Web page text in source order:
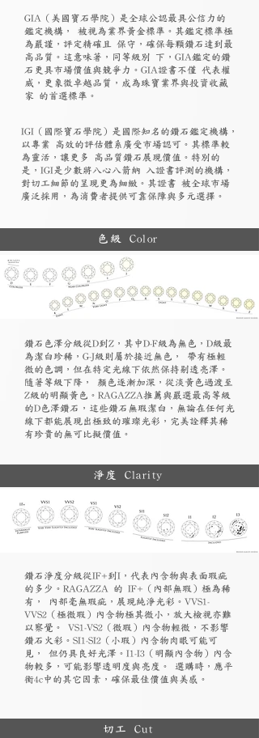
GIA（美國寶石學院）是全球公認最具公信力的
鑑定機構， 被視為業界黃金標準。其鑑定標準極
為嚴謹，評定精確且 保守，確保每顆鑽石達到最
高品質。這意味著，同等級別 下，GIA鑑定的鑽
石更具市場價值與競爭力。GIA證書不僅 代表權
威，更象徵卓越品質，成為珠寶業界與投資收藏
家 的首選標準。
​IGI（國際寶石學院）是國際知名的鑽石鑑定機構，
以專業 高效的評估體系廣受市場認可。其標準較
為靈活，讓更多 高品質鑽石展現價值。特別的
是，IGI是少數將八心八箭納 入證書評測的機構，
對切工細節的呈現更為細緻。其證書 被全球市場
廣泛採用，為消費者提供可靠保障與多元選擇。
色級 Color
鑽石色澤分級從D到Z，其中D-F級為無色，D級最
為潔白珍稀，G-J級則屬於接近無色， 帶有極輕
微的色調，但在特定光線下依然保持剔透亮澤。
隨著等級下降， 顏色逐漸加深，從淡黃色過渡至
Z級的明顯黃色。RAGAZZA推薦與嚴選最高等級
的D色澤鑽石，這些鑽石無瑕潔白，無論在任何光
線下都能展現出極致的璀璨光彩，完美詮釋其稀
有珍貴的無可比擬價值。
淨度 Clarity
鑽石淨度分級從IF+到I，代表內含物與表面瑕疵
的多少。RAGAZZA 的 IF+（內部無瑕）極為稀
有， 內部毫無瑕疵，展現純淨光彩。VVS1-
VVS2（極微瑕）內含物極其微小，放大檢視亦難
以察覺。 VS1-VS2（微瑕）內含物輕微，不影響
鑽石火彩。SI1-SI2（小瑕）內含物肉眼可能可
見， 但仍具良好光澤。I1-I3（明顯內含物）內含
物較多，可能影響透明度與亮度。 選購時，應平
衡4c中的其它因素，確保最佳價值與美感。
切工 Cut